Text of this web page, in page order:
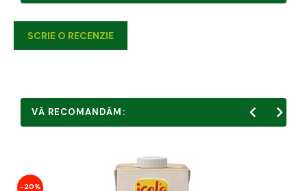
SCRIE O RECENZIE
VĂ RECOMANDĂM:
-20%